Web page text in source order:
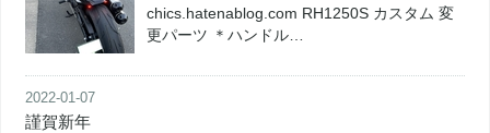
chics.hatenablog.com RH1250S カスタム 変
更パーツ ＊ハンドル…
2022-01-07
謹賀新年